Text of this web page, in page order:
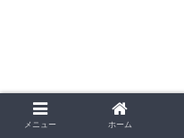
メニュー ホーム